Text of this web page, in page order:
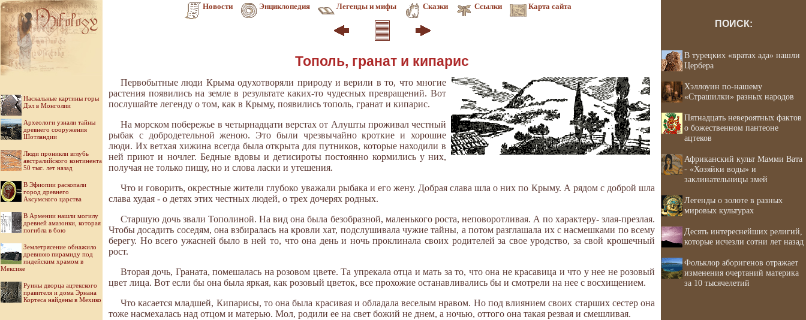
Новости Энциклопедия Легенды и мифы Сказки Ссылки Карта сайта
Наскальные картины горы
Дэл в Монголии
Археологи узнали тайны
древнего сооружения
Шотландии
Люди проникли вглубь
австралийского континента
50 тыс. лет назад
В Эфиопии раскопали
город древнего
Аксумского царства
В Армении нашли могилу
древней амазонки, которая
погибла в бою
Землетрясение обнажило
древнюю пирамиду под
индейским храмом в
Мексике
Руины дворца ацтекского
правителя и дома Эрнана
Кортеса найдены в Мехико
Тополь, гранат и кипарис
Первобытные люди Крыма одухотворяли природу и верили в то, что многие
растения появились на земле в результате каких-то чудесных превращений. Вот
послушайте легенду о том, как в Крыму, появились тополь, гранат и кипарис.
На морском побережье в четырнадцати верстах от Алушты проживал честный
рыбак с добродетельной женою. Это были чрезвычайно кроткие и хорошие
люди. Их ветхая хижина всегда была открыта для путников, которые находили в
ней приют и ночлег. Бедные вдовы и детисироты постоянно кормились у них,
получая не только пищу, но и слова ласки и утешения.
Что и говорить, окрестные жители глубоко уважали рыбака и его жену. Добрая слава шла о них по Крыму. А рядом с доброй шла
слава худая - о детях этих честных людей, о трех дочерях родных.
Старшую дочь звали Тополиной. На вид она была безобразной, маленького роста, неповоротливая. А по характеру- злая-презлая.
Чтобы досадить соседям, она взбиралась на кровли хат, подслушивала чужие тайны, а потом разглашала их с насмешками по всему
берегу. Но всего ужасней было в ней то, что она день и ночь проклинала своих родителей за свое уродство, за свой крошечный
рост.
Вторая дочь, Граната, помешалась на розовом цвете. Та упрекала отца и мать за то, что она не красавица и что у нее не розовый
цвет лица. Вот если бы она была яркая, как розовый цветок, все прохожие останавливались бы и смотрели на нее с восхищением.
Что касается младшей, Кипарисы, то она была красивая и обладала веселым нравом. Но под влиянием своих старших сестер она
тоже насмехалась над отцом и матерью. Мол, родили ее на свет божий не днем, а ночью, оттого она такая резвая и смешливая.
ПОИСК:
В турецких «вратах ада» нашли
Цербера
Хэллоуин по-нашему
«Страшилки» разных народов
Пятнадцать невероятных фактов
о божественном пантеоне
ацтеков
Африканский культ Мамми Вата
- «Хозяйки воды» и
заклинательницы змей
Легенды о золоте в разных
мировых культурах
Десять интереснейших религий,
которые исчезли сотни лет назад
Фольклор аборигенов отражает
изменения очертаний материка
за 10 тысячелетий